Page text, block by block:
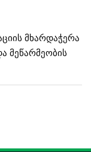
მხარდაჭერა
მეწარმეობის